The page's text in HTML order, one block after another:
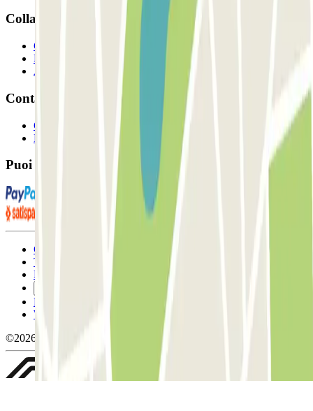
Collaboriamo?
Collaboratori
Proprietari di parcheggio
Affiliati
Contatto
Contattaci
FAQ
Puoi utilizzare questi metodi di pagamento:
Condizioni contrattuali e di utilizzo
Termini di cancellazione
Politica sui cookies
Politica sulla privacy
Whistleblowing
©2026 Parclick. Tutti i diritti riservati